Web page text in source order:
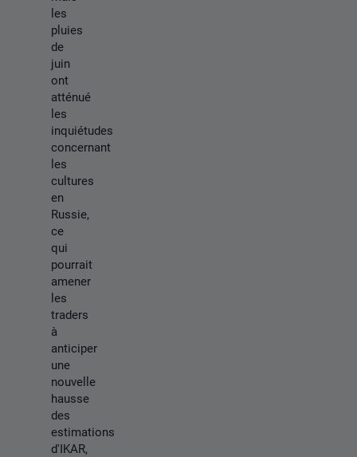
les
pluies
de
juin
ont
atténué
les
inquiétudes
concernant
les
cultures
en
Russie,
ce
qui
pourrait
amener
les
traders
à
anticiper
une
nouvelle
hausse
des
estimations
d'IKAR,